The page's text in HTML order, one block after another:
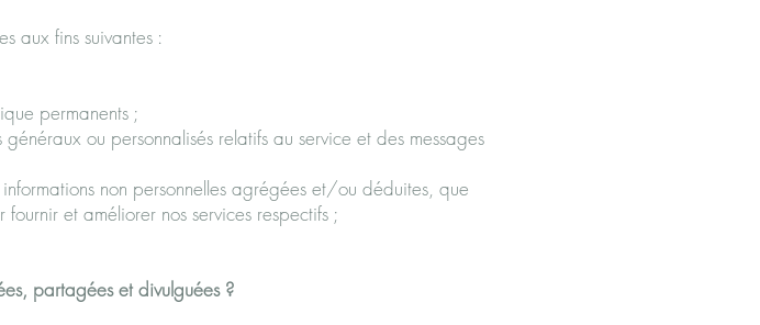
aux fins suivantes :
permanents ;
ou personnalisés relatifs au service et des messages
non personnelles agrégées et/ou déduites, que
et améliorer nos services respectifs ;
partagées et divulguées ?